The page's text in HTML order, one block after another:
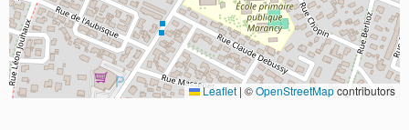
Leaflet | ©OpenStreetMapcontributors